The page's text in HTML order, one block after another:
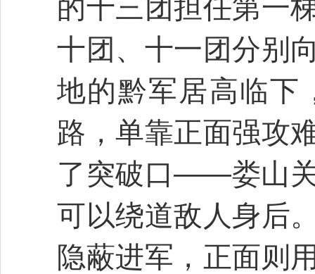
的十三团担任第一
十团、十一团分别
地的黔军居高临下
路，单靠正面强攻
了突破口——娄山
可以绕道敌人身后
隐蔽进军，正面则